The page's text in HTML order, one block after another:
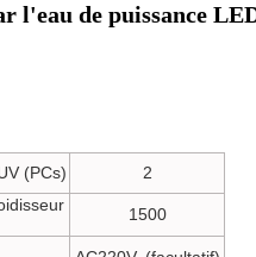
l'eau de puissance
(PCs)
2
1500